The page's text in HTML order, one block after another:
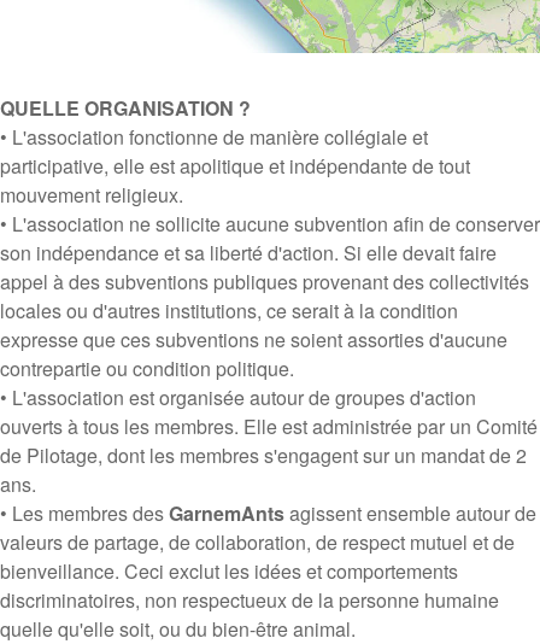
QUELLE ORGANISATION ?
• L'association fonctionne de manière collégiale et
participative, elle est apolitique et indépendante de tout
mouvement religieux.
• L'association ne sollicite aucune subvention afin de conserver
son indépendance et sa liberté d'action. Si elle devait faire
appel à des subventions publiques provenant des collectivités
locales ou d'autres institutions, ce serait à la condition
expresse que ces subventions ne soient assorties d'aucune
contrepartie ou condition politique.
• L'association est organisée autour de groupes d'action
ouverts à tous les membres. Elle est administrée par un Comité
de Pilotage, dont les membres s'engagent sur un mandat de 2
ans.
• Les membres desGarnemAntsagissent ensemble autour de
valeurs de partage, de collaboration, de respect mutuel et de
bienveillance. Ceci exclut les idées et comportements
discriminatoires, non respectueux de la personne humaine
quelle qu'elle soit, ou du bien-être animal.